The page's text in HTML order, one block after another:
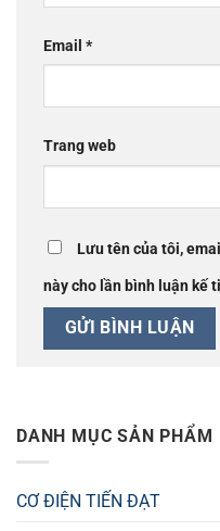
Email *
Trang web
Lưu tên của tôi,
này cho lần bình luận kế
DANH MỤC SẢN PHẨM
CƠ ĐIỆN TIẾN ĐẠT